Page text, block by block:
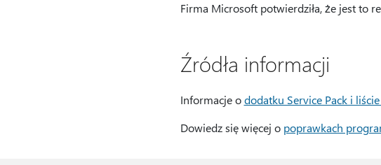
Firma Microsoft potwierdziła, że jest to
Źródła informacji
Informacje ododatku Service Pack i
Dowiedz się więcej o poprawkach